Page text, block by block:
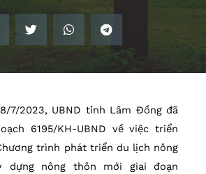
7/2023, UBND tỉnh Lâm Đồng đã
6195/KH-UBND về việc triển
trình phát triển du lịch nông
dựng nông thôn mới giai đoạn